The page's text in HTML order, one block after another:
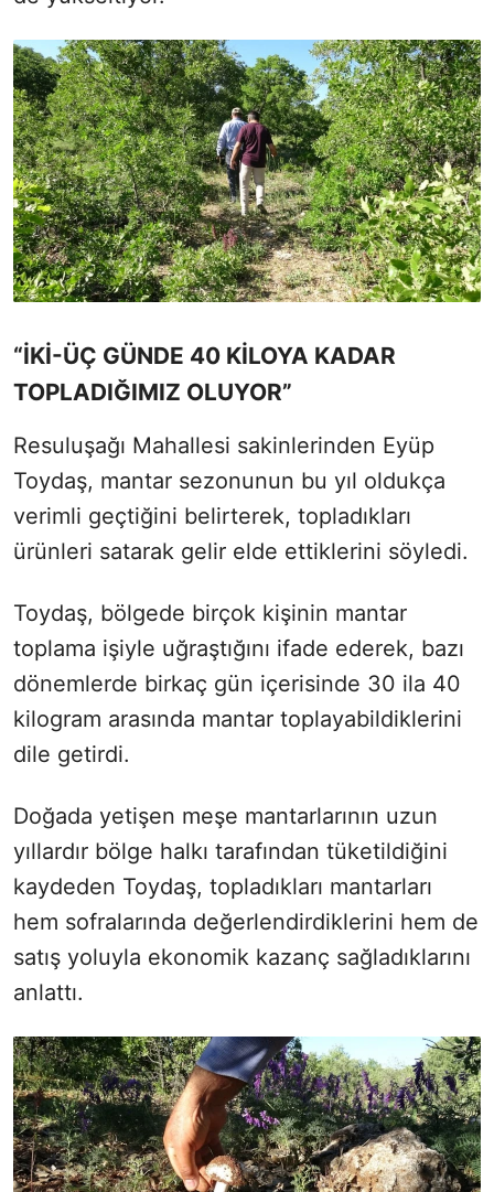
“İKİ-ÜÇ GÜNDE 40 KİLOYA KADAR
TOPLADIĞIMIZ OLUYOR”
Resuluşağı Mahallesi sakinlerinden Eyüp
Toydaş, mantar sezonunun bu yıl oldukça
verimli geçtiğini belirterek, topladıkları
ürünleri satarak gelir elde ettiklerini söyledi.
Toydaş, bölgede birçok kişinin mantar
toplama işiyle uğraştığını ifade ederek, bazı
dönemlerde birkaç gün içerisinde 30 ila 40
kilogram arasında mantar toplayabildiklerini
dile getirdi.
Doğada yetişen meşe mantarlarının uzun
yıllardır bölge halkı tarafından tüketildiğini
kaydeden Toydaş, topladıkları mantarları
hem sofralarında değerlendirdiklerini hem de
satış yoluyla ekonomik kazanç sağladıklarını
anlattı.